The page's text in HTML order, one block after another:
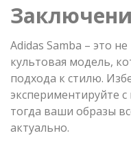
Adidas Samba – это
культовая модель,
подхода к стилю.
экспериментируйте
тогда ваши образы
актуально.